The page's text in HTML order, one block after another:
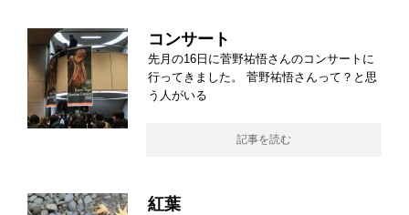
コンサート
先月の16日に菅野祐悟さんのコンサートに
行ってきました。 菅野祐悟さんって？と思
う人がいる
記事を読む
紅葉